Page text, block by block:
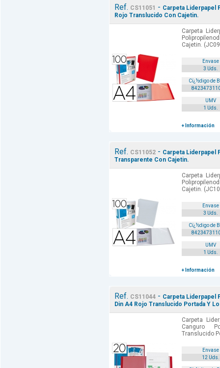
Ref. CS11051 - Carpeta Liderpapel
Rojo Translucido Con Cajetin.
Carpeta
Cajetin.
Envase
3 Uds.
Cï¿½digo de
UMV
1 Uds.
+ Información
Ref. CS11052 - Carpeta Liderpapel
Transparente Con Cajetin.
Carpeta
Cajetin.
Envase
3 Uds.
Cï¿½digo de
UMV
1 Uds.
+ Información
Ref. CS11044 - Carpeta Liderpapel
Din A4 Rojo Translucido Portada Y
Carpeta
Canguro
Translucido
Envase
12 Uds.